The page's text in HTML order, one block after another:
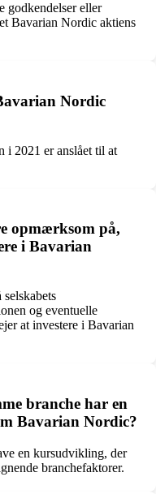
godkendelser eller
Bavarian Nordic aktiens
Nordic
i 2021 er anslået til at
opmærksom på,
i Bavarian
og eventuelle
at investere i Bavarian
branche har en
Bavarian Nordic?
en kursudvikling, der
branchefaktorer.